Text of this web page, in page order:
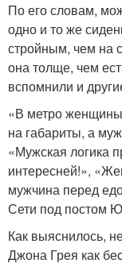
По его словам,
одно и то же
стройным, чем на
она толще, чем
вспомнили и
«В метро женщины
на габариты, а
«Мужская логика
интересней!»,
мужчина перед
Сети под постом
Как выяснилось,
Джона Грея как